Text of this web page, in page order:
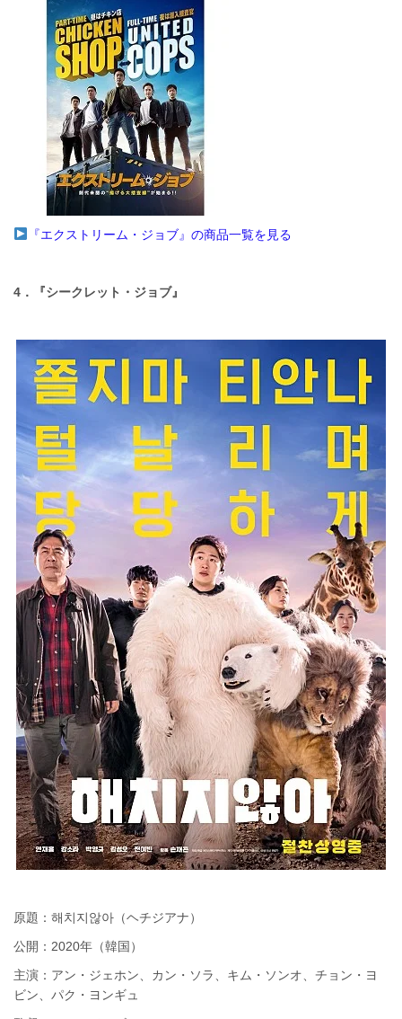
『エクストリーム・ジョブ』の商品一覧を見る
4．『シークレット・ジョブ』
原題：해치지않아（ヘチジアナ）
公開：2020年（韓国）
主演：アン・ジェホン、カン・ソラ、キム・ソンオ、チョン・ヨ
ビン、パク・ヨンギュ